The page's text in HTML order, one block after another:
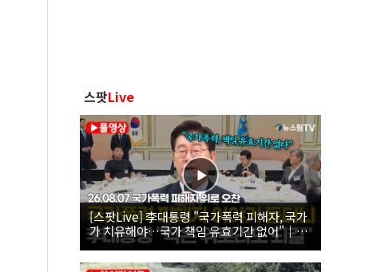
스팟Live
[스팟Live] 李대통령 "국가폭력 피해자, 국가
가 치유해야…국가 책임 유효기간 없어"｜
26.08.07 국가폭력 피해자 위로 오찬